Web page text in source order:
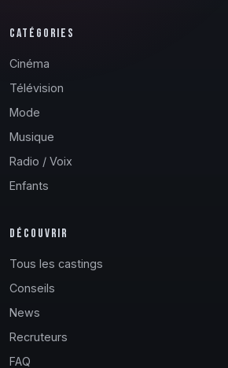
CATÉGORIES
Cinéma
Télévision
Mode
Musique
Radio / Voix
Enfants
DÉCOUVRIR
Tous les castings
Conseils
News
Recruteurs
FAQ